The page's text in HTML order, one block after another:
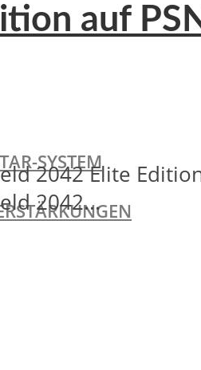
SYSTEM
auf
2042 Elite
2042...